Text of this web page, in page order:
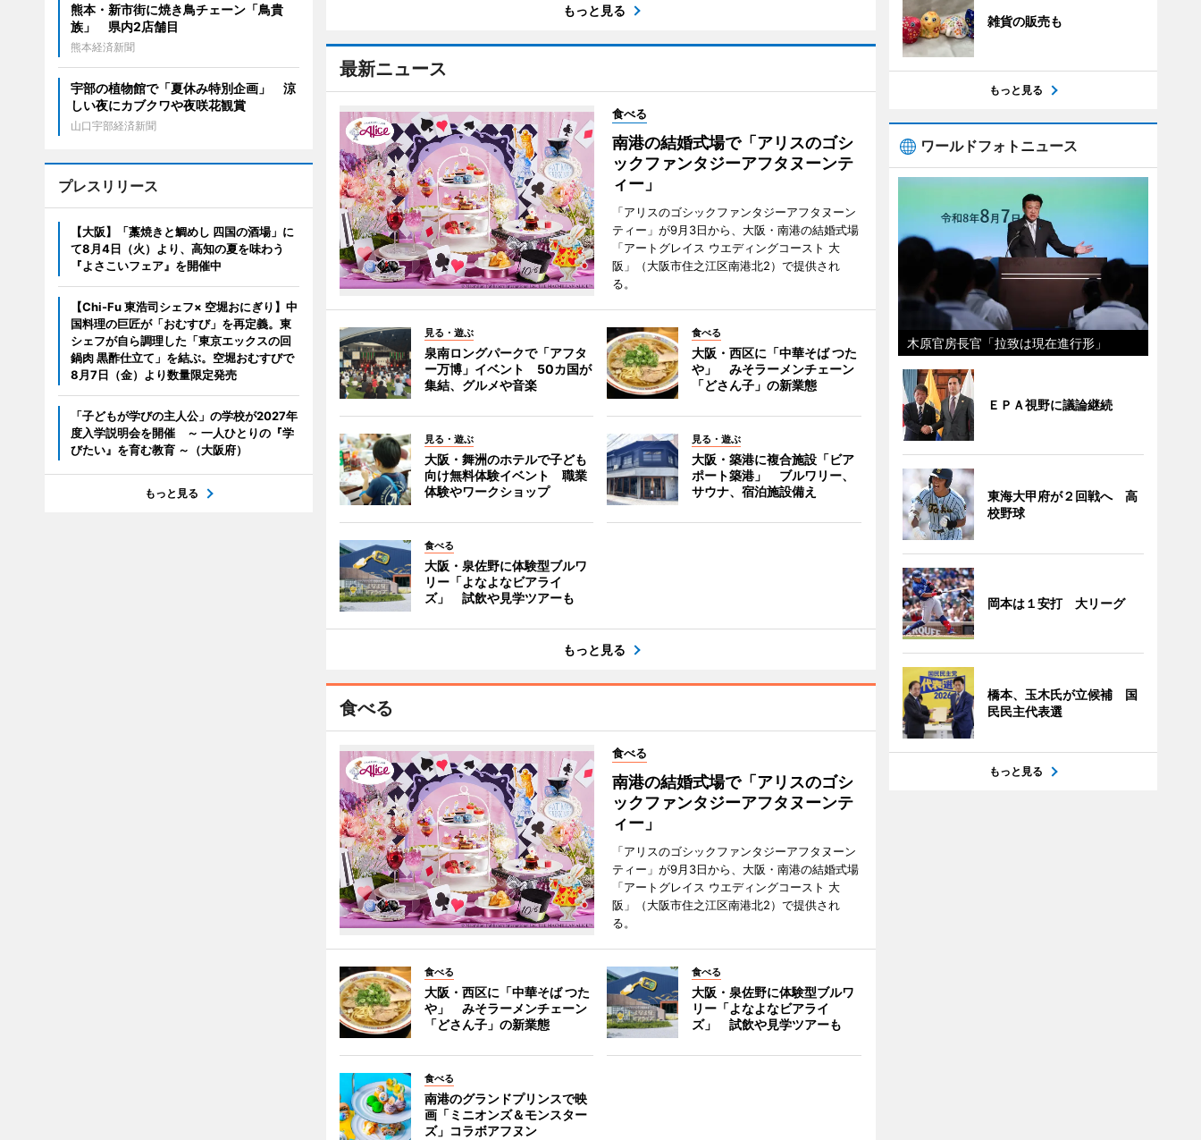
もっと見る
最新ニュース
食べる
南港の結婚式場で「アリスのゴシ
ックファンタジーアフタヌーンテ
ィー」
「アリスのゴシックファンタジーアフタヌーン
ティー」が9月3日から、大阪・南港の結婚式場
「アートグレイス ウエディングコースト 大
阪」（大阪市住之江区南港北2）で提供され
る。
見る・遊ぶ
泉南ロングパークで「アフタ
ー万博」イベント 50カ国が
集結、グルメや音楽
食べる
大阪・西区に「中華そば つた
や」 みそラーメンチェーン
「どさん子」の新業態
見る・遊ぶ
大阪・舞洲のホテルで子ども
向け無料体験イベント 職業
体験やワークショップ
見る・遊ぶ
大阪・築港に複合施設「ビア
ポート築港」 ブルワリー、
サウナ、宿泊施設備え
食べる
大阪・泉佐野に体験型ブルワ
リー「よなよなビアライ
ズ」 試飲や見学ツアーも
もっと見る
食べる
食べる
南港の結婚式場で「アリスのゴシ
ックファンタジーアフタヌーンテ
ィー」
「アリスのゴシックファンタジーアフタヌーン
ティー」が9月3日から、大阪・南港の結婚式場
「アートグレイス ウエディングコースト 大
阪」（大阪市住之江区南港北2）で提供され
る。
食べる
大阪・西区に「中華そば つた
や」 みそラーメンチェーン
「どさん子」の新業態
食べる
大阪・泉佐野に体験型ブルワ
リー「よなよなビアライ
ズ」 試飲や見学ツアーも
食べる
南港のグランドプリンスで映
画「ミニオンズ＆モンスター
ズ」コラボアフヌン
熊本・新市街に焼き鳥チェーン「鳥貴
族」 県内2店舗目
熊本経済新聞
宇部の植物館で「夏休み特別企画」 涼
しい夜にカブクワや夜咲花観賞
山口宇部経済新聞
プレスリリース
【大阪】「藁焼きと鯛めし 四国の酒場」に
て8月4日（火）より、高知の夏を味わう
『よさこいフェア』を開催中
【Chi-Fu 東浩司シェフ× 空堀おにぎり】中
国料理の巨匠が「おむすび」を再定義。東
シェフが自ら調理した「東京エックスの回
鍋肉 黒酢仕立て」を結ぶ。空堀おむすびで
8月7日（金）より数量限定発売
「子どもが学びの主人公」の学校が2027年
度入学説明会を開催 ～ 一人ひとりの『学
びたい』を育む教育 ～（大阪府）
もっと見る
雑貨の販売も
もっと見る
ワールドフォトニュース
木原官房長官「拉致は現在進行形」
ＥＰＡ視野に議論継続
東海大甲府が２回戦へ 高
校野球
岡本は１安打 大リーグ
橋本、玉木氏が立候補 国
民民主代表選
もっと見る